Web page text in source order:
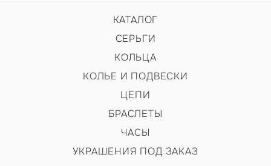
КАТАЛОГ
СЕРЬГИ
КОЛЬЦА
КОЛЬЕ И ПОДВЕСКИ
ЦЕПИ
БРАСЛЕТЫ
ЧАСЫ
УКРАШЕНИЯ ПОД ЗАКАЗ